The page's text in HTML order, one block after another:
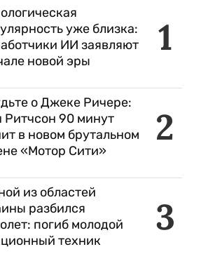
1
уже близка:
ИИ заявляют
новой эры
2
о Джеке Ричере:
Ритчсон 90 минут
в новом брутальном
«Мотор Сити»
3
из областей
разбился
погиб молодой
техник